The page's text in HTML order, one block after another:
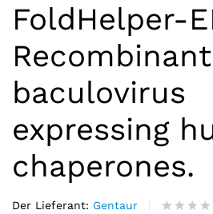
FoldHelper-
Recombinant
baculovirus
expressing
chaperones.
Der Lieferant: Gentaur